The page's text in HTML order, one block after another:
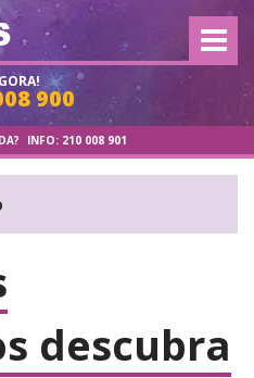
900
INFO: 210 008 901
descubra